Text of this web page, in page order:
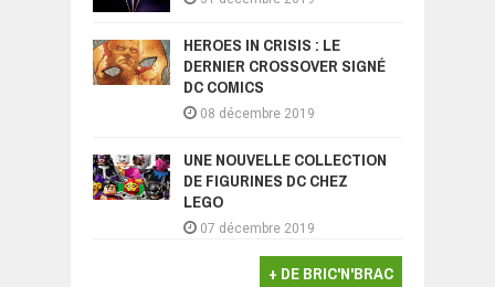
HEROES IN CRISIS : LE
DERNIER CROSSOVER SIGNÉ
DC COMICS
08 décembre 2019
UNE NOUVELLE COLLECTION
DE FIGURINES DC CHEZ
LEGO
07 décembre 2019
+ DE BRIC'N'BRAC